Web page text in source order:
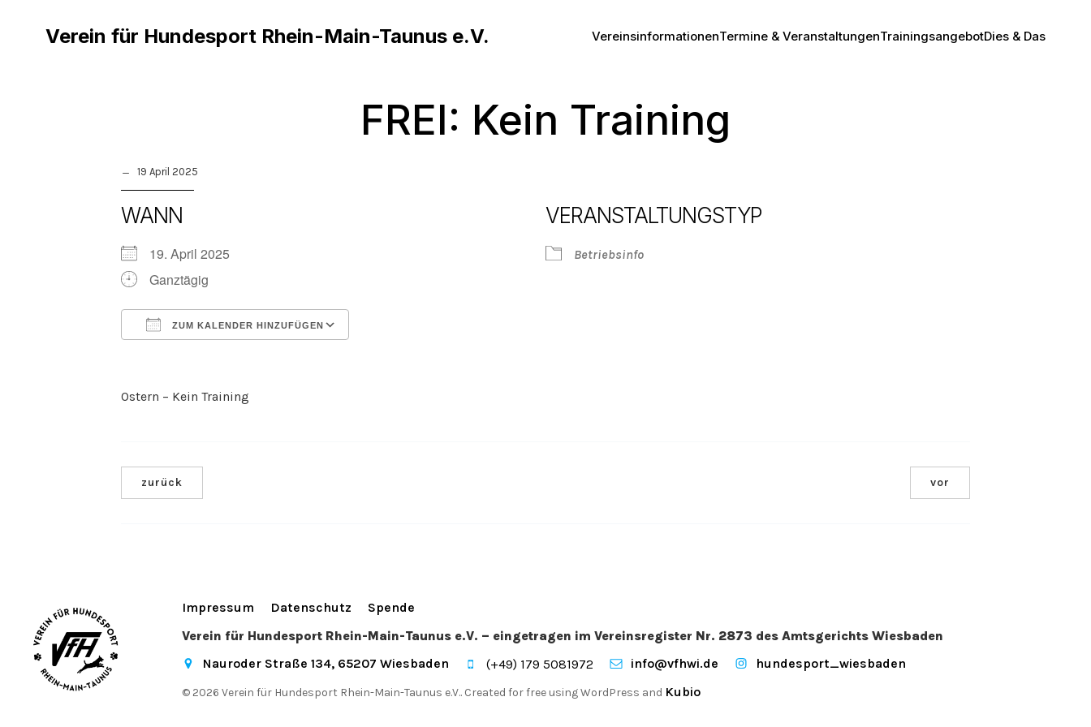
Verein für Hundesport Rhein-Main-Taunus e.V. VereinsinformationenTermine & VeranstaltungenTrainingsangebotDies & Das
FREI: Kein Training
19 April 2025
WANN
19. April 2025
Ganztägig
ZUM KALENDER HINZUFÜGEN
VERANSTALTUNGSTYP
Betriebsinfo
Ostern – Kein Training
zurück vor
Impressum Datenschutz
Spende
Verein für Hundesport Rhein-Main-Taunus e.V. – eingetragen im Vereinsregister Nr. 2873 des Amtsgerichts Wiesbaden
Nauroder Straße 134, 65207 Wiesbaden
(+49) 179 5081972 info@vfhwi.de hundesport_wiesbaden
© 2026 Verein für Hundesport Rhein-Main-Taunus e.V.. Created for free using WordPress and Kubio